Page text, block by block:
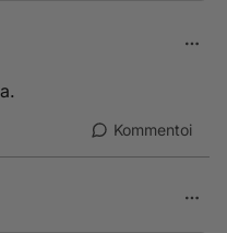
Kommentoi